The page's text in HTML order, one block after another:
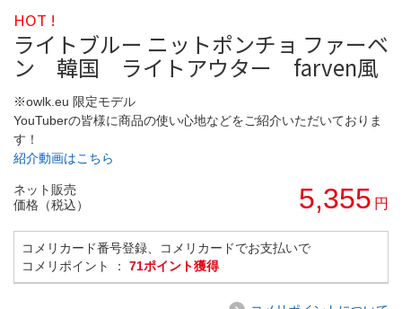
HOT !
ライトブルー ニットポンチョ ファーベ
ン 韓国 ライトアウター farven風
※owlk.eu 限定モデル
YouTuberの皆様に商品の使い心地などをご紹介いただいておりま
す！
紹介動画はこちら
ネット販売
価格（税込）
5,355 円
コメリカード番号登録、コメリカードでお支払いで
コメリポイント ： 71ポイント獲得